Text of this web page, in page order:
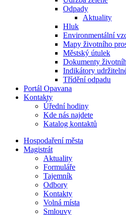
Odpady
Aktuality
Hluk
Environmentální
Mapy životního
Městský útulek
Dokumenty
Indikátory
Třídění odpadu
Portál Opavana
Kontakty
Úřední hodiny
Kde nás najdete
Katalog kontaktů
Hospodaření města
Magistrát
Aktuality
Formuláře
Tajemník
Odbory
Kontakty
Volná místa
Smlouvy